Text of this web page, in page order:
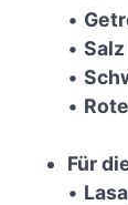
•
•
•
•
Für
•